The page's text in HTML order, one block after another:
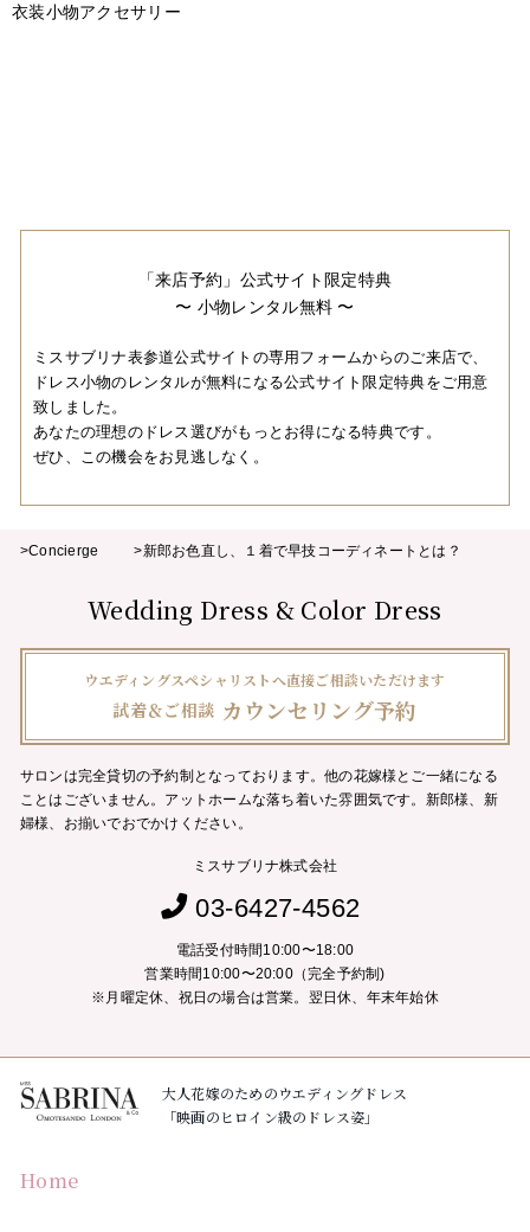
衣装小物アクセサリー
「来店予約」公式サイト限定特典
〜 小物レンタル無料 〜
ミスサブリナ表参道公式サイトの専用フォームからのご来店で、
ドレス小物のレンタルが無料になる公式サイト限定特典をご用意
致しました。
あなたの理想のドレス選びがもっとお得になる特典です。
ぜひ、この機会をお見逃しなく。
>Concierge >新郎お色直し、１着で早技コーディネートとは？
Wedding Dress & Color Dress
ウエディングスペシャリストへ直接ご相談いただけます
試着＆ご相談 カウンセリング予約
サロンは完全貸切の予約制となっております。他の花嫁様とご一緒になる
ことはございません。 アットホームな落ち着いた雰囲気です。新郎様、新
婦様、お揃いでおでかけください。
ミスサブリナ株式会社
03-6427-4562
電話受付時間10:00〜18:00
営業時間10:00〜20:00（完全予約制)
※月曜定休、祝日の場合は営業。翌日休、年末年始休
大人花嫁のためのウエディングドレス
「映画のヒロイン級のドレス姿」
Home